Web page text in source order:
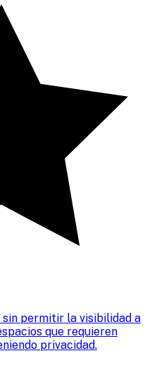
permitir la visibilidad a
que requieren
privacidad.